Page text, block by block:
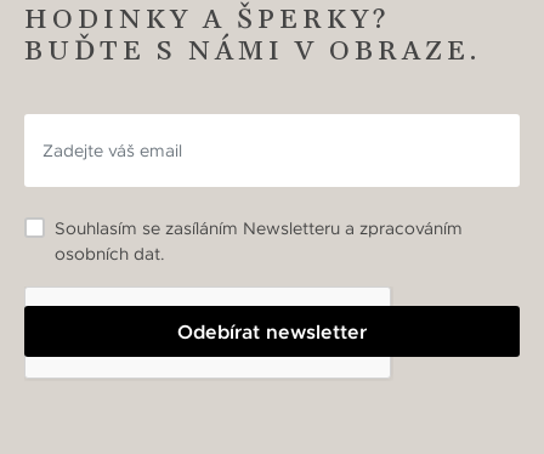
HODINKY A ŠPERKY?
BUĎTE S NÁMI V OBRAZE.
Odebírat newsletter
Souhlasím se zasíláním Newsletteru a zpracováním
osobních dat.